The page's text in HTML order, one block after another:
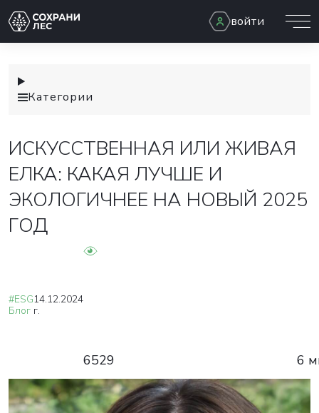
войти
Категории
ИСКУССТВЕННАЯ ИЛИ ЖИВАЯ
ЕЛКА: КАКАЯ ЛУЧШЕ И
ЭКОЛОГИЧНЕЕ НА НОВЫЙ 2025
ГОД
#ESG
Блог
14.12.2024
г.
6529 6